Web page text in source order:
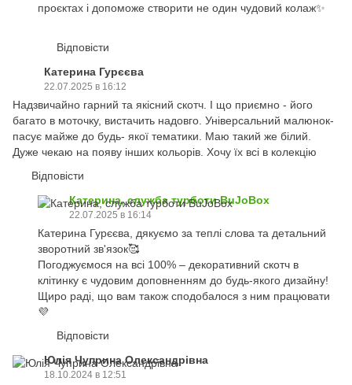
проєктах і допоможе створити не один чудовий колаж✨
Відповісти
Катерина Гурєєва
22.07.2025 в 16:12
Надзвичайно гарний та якісний скотч. І що приємно - його
багато в моточку, вистачить надовго. Універсальний малюнок-
пасує майже до будь- якої тематики. Маю такий же білий.
Дуже чекаю на появу інших кольорів. Хочу їх всі в колекцію
Відповісти
Катерина, служба турботи BuJoBox
22.07.2025 в 16:14
Катерина Гурєєва, дякуємо за теплі слова та детальний
зворотний зв'язок🥰
Погоджуємося на всі 100% – декоративний скотч в
клітинку є чудовим доповненням до будь-якого дизайну!
Щиро раді, що вам також сподобалося з ним працювати
💜
Відповісти
Юлія Чуприна Олександрівна
18.10.2024 в 12:51